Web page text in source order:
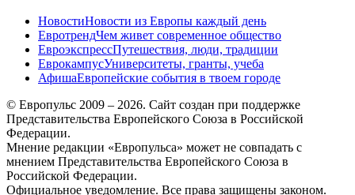
НовостиНовости из Европы каждый день
ЕвротрендЧем живет современное общество
ЕвроэкспрессПутешествия, люди, традиции
ЕврокампусУниверситеты, гранты, учеба
АфишаЕвропейские события в твоем городе
© Европульс 2009 – 2026. Сайт создан при поддержке
Представительства Европейского Союза в Российской
Федерации.
Мнение редакции «Европульса» может не совпадать с
мнением Представительства Европейского Союза в
Российской Федерации.
Официальное уведомление. Все права защищены законом.